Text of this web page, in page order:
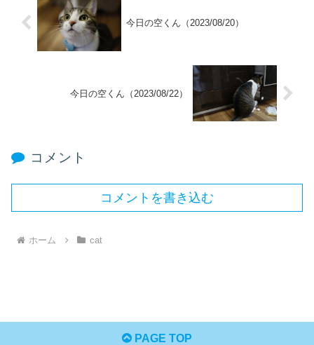
今日の空くん（2023/08/20）
今日の空くん（2023/08/22）
コメント
コメントを書き込む
ホーム cat
PAGE TOP